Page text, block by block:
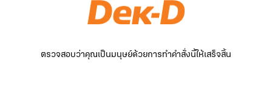
ตรวจสอบว่าคุณเป็นมนุษย์ด้วยการทำคำสั่งนี้ให้เสร็จสิ้น